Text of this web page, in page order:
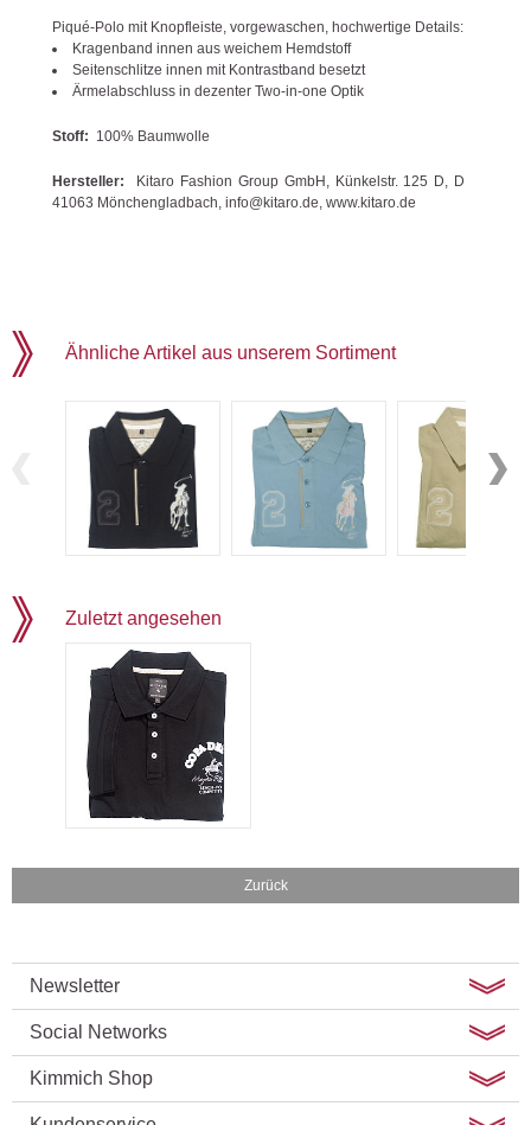
Piqué-Polo mit Knopfleiste, vorgewaschen, hochwertige Details:
Kragenband innen aus weichem Hemdstoff
Seitenschlitze innen mit Kontrastband besetzt
Ärmelabschluss in dezenter Two-in-one Optik
Stoff: 100% Baumwolle
Hersteller: Kitaro Fashion Group GmbH, Künkelstr. 125 D, D
41063 Mönchengladbach, info@kitaro.de, www.kitaro.de
Ähnliche Artikel aus unserem Sortiment
Zuletzt angesehen
Zurück
Newsletter
Social Networks
Kimmich Shop